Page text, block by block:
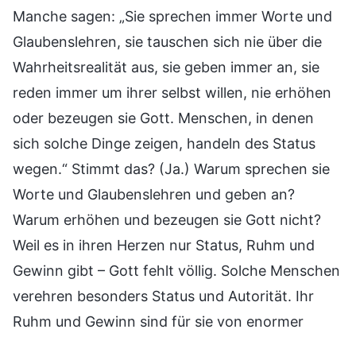
Manche sagen: „Sie sprechen immer Worte und
Glaubenslehren, sie tauschen sich nie über die
Wahrheitsrealität aus, sie geben immer an, sie
reden immer um ihrer selbst willen, nie erhöhen
oder bezeugen sie Gott. Menschen, in denen
sich solche Dinge zeigen, handeln des Status
wegen.“ Stimmt das? (Ja.) Warum sprechen sie
Worte und Glaubenslehren und geben an?
Warum erhöhen und bezeugen sie Gott nicht?
Weil es in ihren Herzen nur Status, Ruhm und
Gewinn gibt – Gott fehlt völlig. Solche Menschen
verehren besonders Status und Autorität. Ihr
Ruhm und Gewinn sind für sie von enormer